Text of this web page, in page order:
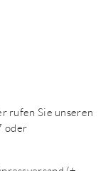
rufen Sie unseren
oder